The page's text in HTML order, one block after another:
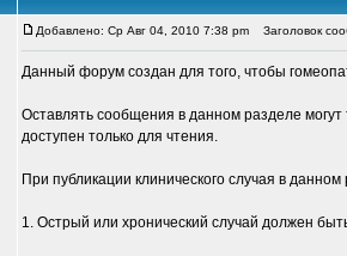
Добавлено: Ср Авг 04, 2010 7:38 pm Заголовок
Данный форум создан для того, чтобы
Оставлять сообщения в данном разделе
доступен только для чтения.
При публикации клинического случая в
1. Острый или хронический случай должен